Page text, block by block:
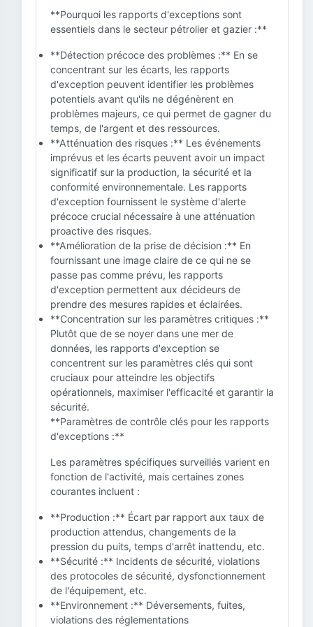
**Pourquoi les rapports d'exceptions sont
essentiels dans le secteur pétrolier et gazier :**
**Détection précoce des problèmes :** En se
concentrant sur les écarts, les rapports
d'exception peuvent identifier les problèmes
potentiels avant qu'ils ne dégénèrent en
problèmes majeurs, ce qui permet de gagner du
temps, de l'argent et des ressources.
**Atténuation des risques :** Les événements
imprévus et les écarts peuvent avoir un impact
significatif sur la production, la sécurité et la
conformité environnementale. Les rapports
d'exception fournissent le système d'alerte
précoce crucial nécessaire à une atténuation
proactive des risques.
**Amélioration de la prise de décision :** En
fournissant une image claire de ce qui ne se
passe pas comme prévu, les rapports
d'exception permettent aux décideurs de
prendre des mesures rapides et éclairées.
**Concentration sur les paramètres critiques :**
Plutôt que de se noyer dans une mer de
données, les rapports d'exception se
concentrent sur les paramètres clés qui sont
cruciaux pour atteindre les objectifs
opérationnels, maximiser l'efficacité et garantir la
sécurité.
**Paramètres de contrôle clés pour les rapports
d'exceptions :**
Les paramètres spécifiques surveillés varient en
fonction de l'activité, mais certaines zones
courantes incluent :
**Production :** Écart par rapport aux taux de
production attendus, changements de la
pression du puits, temps d'arrêt inattendu, etc.
**Sécurité :** Incidents de sécurité, violations
des protocoles de sécurité, dysfonctionnement
de l'équipement, etc.
**Environnement :** Déversements, fuites,
violations des réglementations